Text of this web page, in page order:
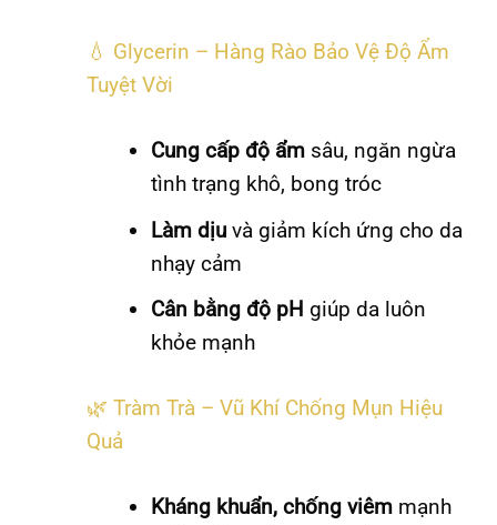
💧 Glycerin – Hàng Rào Bảo Vệ Độ Ẩm
Tuyệt Vời
Cung cấp độ ẩmsâu, ngăn ngừa
tình trạng khô, bong tróc
Làm dịuvà giảm kích ứng cho da
nhạy cảm
Cân bằng độ pH giúp da luôn
khỏe mạnh
🌿 Tràm Trà – Vũ Khí Chống Mụn Hiệu
Quả
Kháng khuẩn, chống viêmmạnh